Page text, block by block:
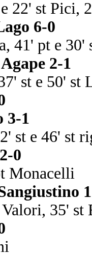
22' st
6-0
41' pt e
2-1
st e 50' st
3-1
st e 46' st
0
Monacelli
35'